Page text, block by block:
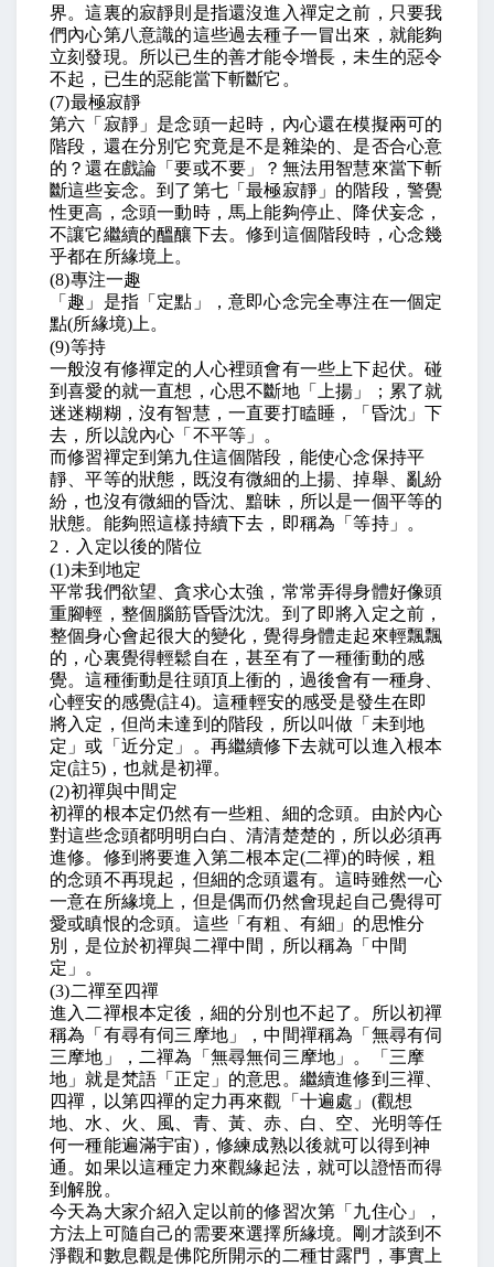
界。這裏的寂靜則是指還沒進入禪定之前，只要我
們內心第八意識的這些過去種子一冒出來，就能夠
立刻發現。所以已生的善才能令增長，未生的惡令
不起，已生的惡能當下斬斷它。
(7)最極寂靜
第六「寂靜」是念頭一起時，內心還在模擬兩可的
階段，還在分別它究竟是不是雜染的、是否合心意
的？還在戲論「要或不要」？無法用智慧來當下斬
斷這些妄念。到了第七「最極寂靜」的階段，警覺
性更高，念頭一動時，馬上能夠停止、降伏妄念，
不讓它繼續的醞釀下去。修到這個階段時，心念幾
乎都在所緣境上。
(8)專注一趣
「趣」是指「定點」，意即心念完全專注在一個定
點(所緣境) 上。
(9)等持
一般沒有修禪定的人心裡頭會有一些上下起伏。碰
到喜愛的就一直想，心思不斷地「上揚」；累了就
迷迷糊糊，沒有智慧，一直要打瞌睡，「昏沈」下
去，所以說內心「不平等」。
而修習禪定到第九住這個階段，能使心念保持平
靜、平等的狀態，既沒有微細的上揚、掉舉、亂紛
紛，也沒有微細的昏沈、黯昧，所以是一個平等的
狀態。能夠照這樣持續下去，即稱為「等持」。
2 ．入定以後的階位
(1)未到地定
平常我們欲望、貪求心太強，常常弄得身體好像頭
重腳輕，整個腦筋昏昏沈沈。到了即將入定之前，
整個身心會起很大的變化，覺得身體走起來輕飄飄
的，心裏覺得輕鬆自在，甚至有了一種衝動的感
覺。這種衝動是往頭頂上衝的，過後會有一種身、
心輕安的感覺(註4)。這種輕安的感受是發生在即
將入定，但尚未達到的階段，所以叫做「未到地
定」或「近分定」。再繼續修下去就可以進入根本
定(註5) ，也就是初禪。
(2)初禪與中間定
初禪的根本定仍然有一些粗、細的念頭。由於內心
對這些念頭都明明白白、清清楚楚的，所以必須再
進修。修到將要進入第二根本定(二禪)的時候，粗
的念頭不再現起，但細的念頭還有。這時雖然一心
一意在所緣境上，但是偶而仍然會現起自己覺得可
愛或瞋恨的念頭。這些「有粗、有細」的思惟分
別，是位於初禪與二禪中間，所以稱為「中間
定」。
(3)二禪至四禪
進入二禪根本定後，細的分別也不起了。所以初禪
稱為「有尋有伺三摩地」，中間禪稱為「無尋有伺
三摩地」，二禪為「無尋無伺三摩地」。「三摩
地」就是梵語「正定」的意思。繼續進修到三禪、
四禪，以第四禪的定力再來觀「十遍處」 (觀想
地、水、火、風、青、黃、赤、白、空、光明等任
何一種能遍滿宇宙)，修練成熟以後就可以得到神
通。如果以這種定力來觀緣起法，就可以證悟而得
到解脫。
今天為大家介紹入定以前的修習次第「九住心」，
方法上可隨自己的需要來選擇所緣境。剛才談到不
淨觀和數息觀是佛陀所開示的二種甘露門，事實上